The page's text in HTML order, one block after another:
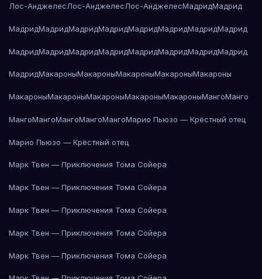
Лос-АнджелесЛос-АнджелесЛос-АнджелесМадридМадрид
МадридМадридМадридМадридМадридМадридМадридМадрид
МадридМадридМадридМадридМадридМадридМадридМадрид
МадридМакароныМакароныМакароныМакароныМакароны
МакароныМакароныМакароныМакароныМакароныМангоМанго
МангоМангоМангоМангоМангоМарио Пьюзо — Крёстный отец
Марио Пьюзо — Крёстный отец
Марк Твен — Приключения Тома Сойера
Марк Твен — Приключения Тома Сойера
Марк Твен — Приключения Тома Сойера
Марк Твен — Приключения Тома Сойера
Марк Твен — Приключения Тома Сойера